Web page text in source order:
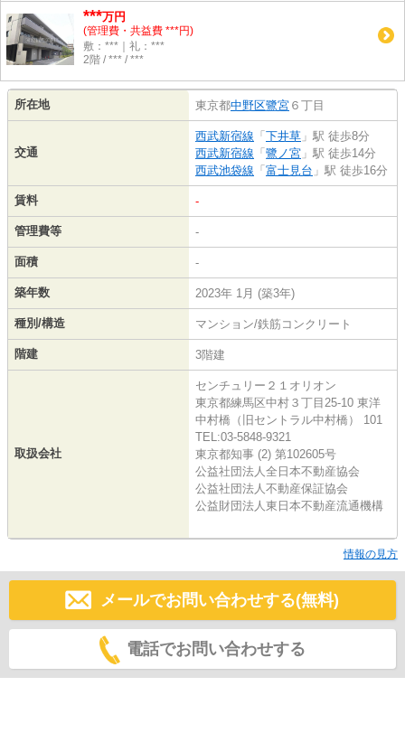
***万円
(管理費・共益費 ***円)
敷：***｜礼：***
2階 / *** / ***
所在地 東京都中野区鷺宮 ６丁目
交通
西武新宿線 「 下井草 」駅 徒歩8分
西武新宿線 「 鷺ノ宮 」駅 徒歩14分
西武池袋線 「 富士見台 」駅 徒歩16分
賃料 -
管理費等 -
面積 -
築年数 2023年 1月 (築3年)
種別/構造 マンション/鉄筋コンクリート
階建 3階建
取扱会社
センチュリー２１オリオン
東京都練馬区中村３丁目25-10 東洋
中村橋（旧セントラル中村橋） 101
TEL:03-5848-9321
東京都知事 (2) 第102605号
公益社団法人全日本不動産協会
公益社団法人不動産保証協会
公益財団法人東日本不動産流通機構
情報の見方
メールでお問い合わせする(無料)
電話でお問い合わせする